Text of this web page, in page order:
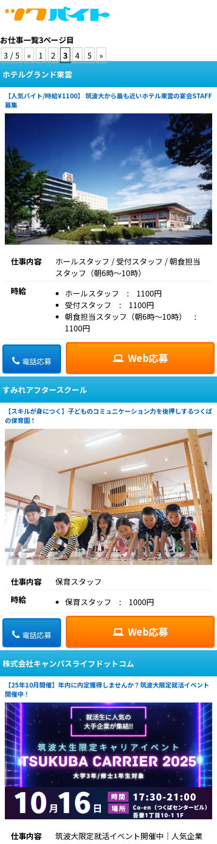
お仕事一覧3ページ目
3 / 5
« 1 2 3 4 5
»
ホテルグランド東雲
【人気バイト/時給¥1100】 筑波大から最も近いホテル東雲の宴会STAFF
募集
仕事内容
ホールスタッフ / 受付スタッフ / 朝食担当
スタッフ（朝6時〜10時）
時給
ホールスタッフ : 1100円
受付スタッフ : 1100円
朝食担当スタッフ（朝6時〜10時） :
1100円
電話応募 Web応募
すみれアフタースクール
【スキルが身につく】子どものコミュニケーション力を後押しするつくば
の保育園！
仕事内容
保育スタッフ
時給
保育スタッフ : 1000円
電話応募 Web応募
株式会社キャンパスライフドットコム
【25年10月開催】年内に内定獲得しませんか？筑波大限定就活イベント
開催中！
仕事内容
筑波大限定就活イベント開催中｜人気企業